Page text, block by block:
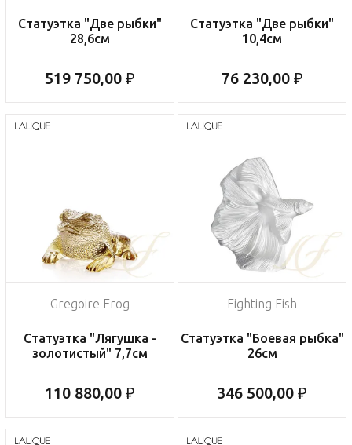
Статуэтка "Две рыбки"
28,6см
519 750,00 ₽
Статуэтка "Две рыбки"
10,4см
76 230,00 ₽
Gregoire Frog
Статуэтка "Лягушка -
золотистый" 7,7см
110 880,00 ₽
Fighting Fish
Статуэтка "Боевая рыбка"
26см
346 500,00 ₽